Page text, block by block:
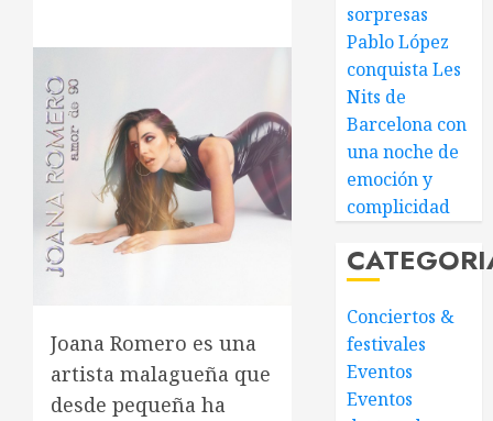
Joana Romero es una
artista malagueña que
desde pequeña ha
sorpresas
Pablo López
conquista Les
Nits de
Barcelona con
una noche de
emoción y
complicidad
Conciertos &
festivales
Eventos
Eventos